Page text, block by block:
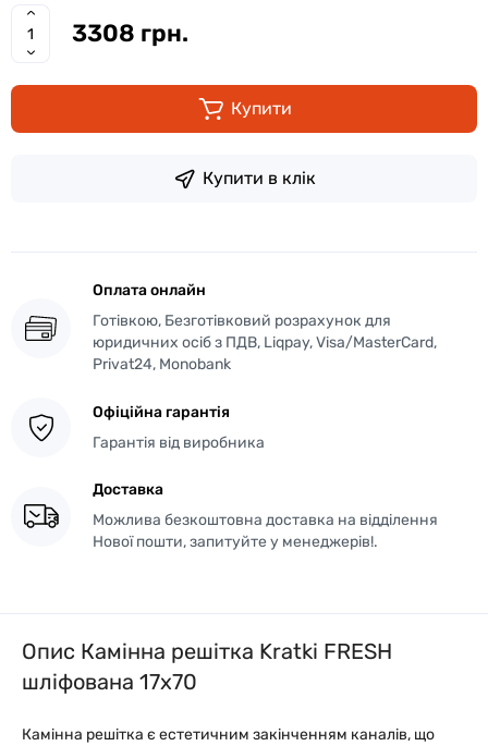
3308 грн.
Купити
Купити в клік
Оплата онлайн
Готівкою, Безготівковий розрахунок для
юридичних осіб з ПДВ, Liqpay, Visa/MasterCard,
Privat24, Monobank
Офіційна гарантія
Гарантія від виробника
Доставка
Можлива безкоштовна доставка на відділення
Нової пошти, запитуйте у менеджерів!.
Опис Камінна решітка Kratki FRESH
шліфована 17x70
Камінна решітка є естетичним закінченням каналів, що